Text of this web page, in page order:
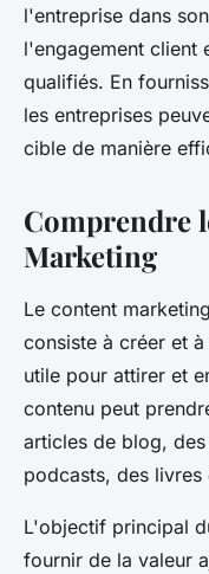
l'entreprise dans
l'engagement client
qualifiés. En
les entreprises
cible de manière
Comprendre
Marketing
Le content
consiste à créer et
utile pour attirer et
contenu peut
articles de blog,
podcasts, des
L'objectif principal
fournir de la valeur